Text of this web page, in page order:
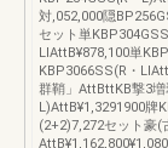
対,052,000隠
セット単
LIAttB¥878,100単
KBP3066SS(R・
群鞘」AttBttKB撃3増
L)AttB¥1,3291900牌
(2+2)7,272セット豪(